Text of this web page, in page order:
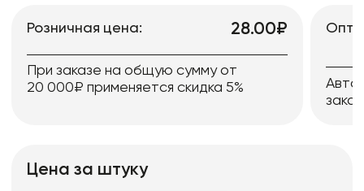
Розничная цена: 28.00₽
При заказе на общую сумму от
20 000₽ применяется скидка 5%
Цена за штуку